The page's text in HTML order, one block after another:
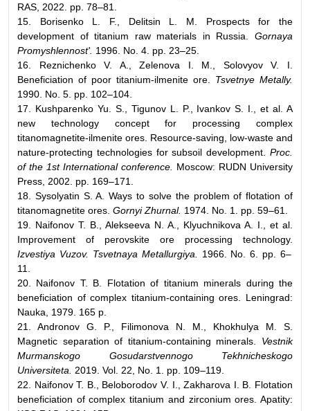
RAS, 2022. pp. 78–81.
15. Borisenko L. F., Delitsin L. M. Prospects for the
development of titanium raw materials in Russia. Gornaya
Promyshlennost'. 1996. No. 4. pp. 23–25.
16. Reznichenko V. A., Zelenova I. M., Solovyov V. I.
Beneficiation of poor titanium-ilmenite ore. Tsvetnye Metally.
1990. No. 5. pp. 102–104.
17. Kushparenko Yu. S., Tigunov L. P., Ivankov S. I., et al. A
new technology concept for processing complex
titanomagnetite-ilmenite ores. Resource-saving, low-waste and
nature-protecting technologies for subsoil development. Proc.
of the 1st International conference.
Moscow: RUDN University
Press, 2002. pp. 169–171.
18. Sysolyatin S. A. Ways to solve the problem of flotation of
titanomagnetite ores. Gornyi Zhurnal. 1974. No. 1. pp. 59–61.
19. Naifonov T. B., Alekseeva N. A., Klyuchnikova A. I., et al.
Improvement of perovskite ore processing technology.
Izvestiya Vuzov. Tsvetnaya Metallurgiya.
1966. No. 6. pp. 6–
11.
20. Naifonov T. B. Flotation of titanium minerals during the
beneficiation of complex titanium-containing ores. Leningrad:
Nauka, 1979. 165 p.
21. Andronov G. P., Filimonova N. M., Khokhulya M. S.
Magnetic separation of titanium-containing minerals. Vestnik
Murmanskogo Gosudarstvennogo Tekhnicheskogo
Universiteta.
2019. Vol. 22, No. 1. pp. 109–119.
22. Naifonov T. B., Beloborodov V. I., Zakharova I. B. Flotation
beneficiation of complex titanium and zirconium ores. Apatity: